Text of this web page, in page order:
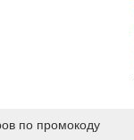
по промокоду